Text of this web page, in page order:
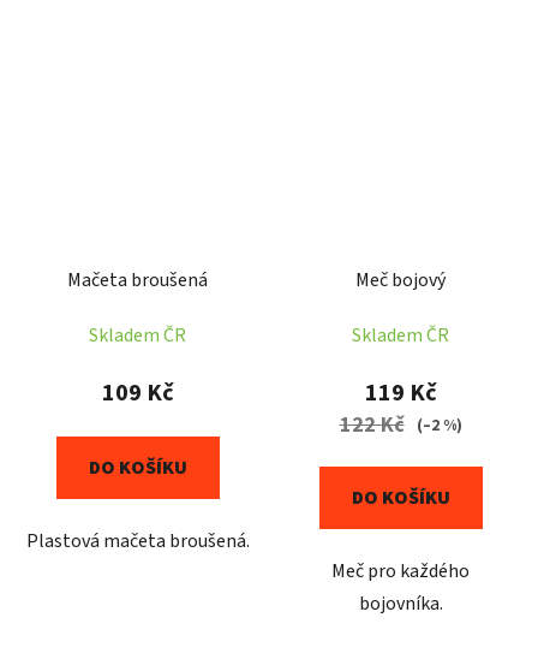
Mačeta broušená
Skladem ČR
109 Kč
DO KOŠÍKU
Plastová mačeta broušená.
Meč bojový
Skladem ČR
119 Kč
122 Kč (–2 %)
DO KOŠÍKU
Meč pro každého
bojovníka.